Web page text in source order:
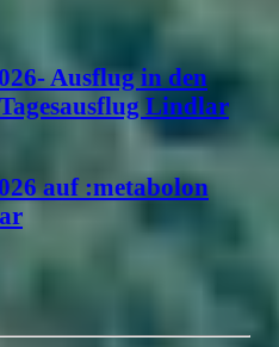
Ausflug in den
Lindlar
auf :metabolon